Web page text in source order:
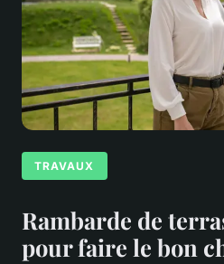
TRAVAUX
Rambarde de
pour faire le bon